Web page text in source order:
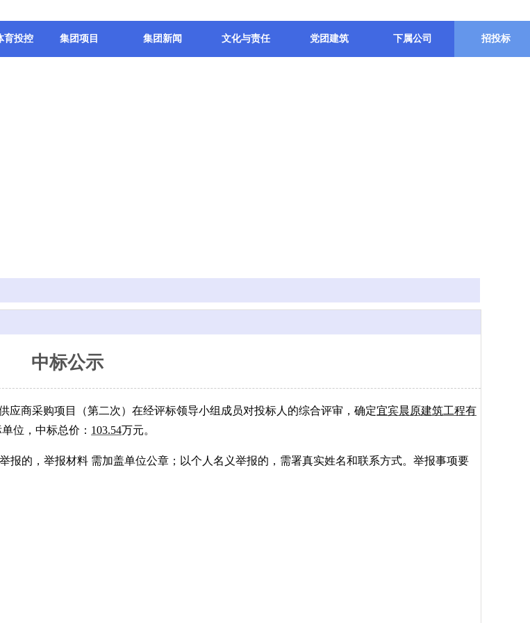
育投控 集团项目 集团新闻 文化与责任 党团建筑 下属公司 招投标
中标公示
应商采购项目（第二次）在经评标领导小组成员对投标人的综合评审，确定宜宾晨原建筑工程有
位，中标总价： 103.54万元。
报的，举报材料 需加盖单位公章；以个人名义举报的，需署真实姓名和联系方式。举报事项要